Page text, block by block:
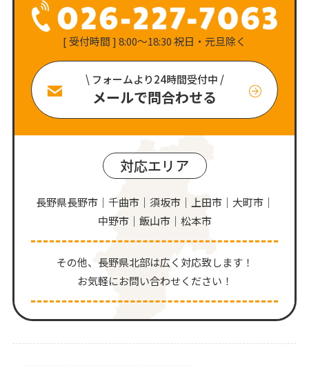
[ 受付時間 ] 8:00〜18:30 祝日・元旦除く
\ フォームより24時間受付中 /
メールで問合わせる
対応エリア
長野県長野市｜千曲市｜須坂市｜上田市｜大町市｜
中野市｜飯山市｜松本市
その他、⻑野県北部は広く対応致します！
お気軽にお問い合わせください！